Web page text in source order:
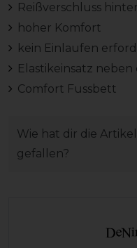
Reißverschluss
hoher Komfort
kein Einlaufen
Elastikeinsatz
Comfort Fussbett
Wie hat dir die
gefallen?